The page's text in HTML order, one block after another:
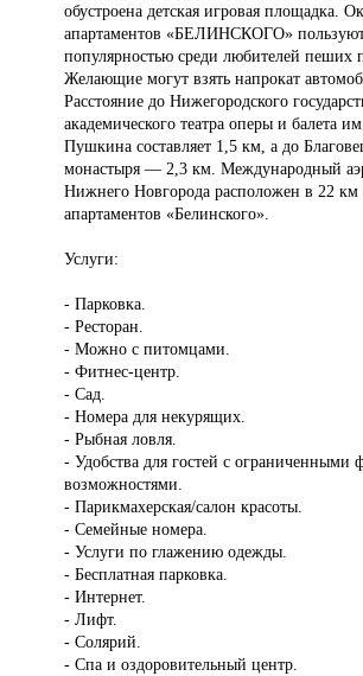
обустроена детская игровая площадка.
апартаментов «БЕЛИНСКОГО»
популярностью среди любителей пеших
Желающие могут взять напрокат
Расстояние до Нижегородского
академического театра оперы и балета
Пушкина составляет 1,5 км, а до
монастыря — 2,3 км. Международный
Нижнего Новгорода расположен в 22 км
апартаментов «Белинского».
Услуги:
- Парковка.
- Ресторан.
- Можно с питомцами.
- Фитнес-центр.
- Сад.
- Номера для некурящих.
- Рыбная ловля.
- Удобства для гостей с ограниченными
возможностями.
- Парикмахерская/салон красоты.
- Семейные номера.
- Услуги по глажению одежды.
- Бесплатная парковка.
- Интернет.
- Лифт.
- Солярий.
- Спа и оздоровительный центр.